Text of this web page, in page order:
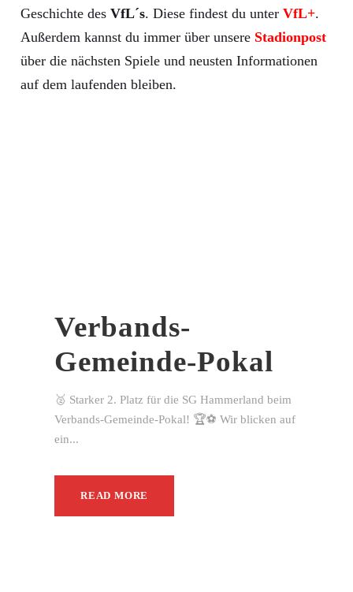
Geschichte des VfL´s. Diese findest du unter VfL+.
Außerdem kannst du immer über unsere Stadionpost
über die nächsten Spiele und neusten Informationen
auf dem laufenden bleiben.
Verbands-
Gemeinde-Pokal
🥈 Starker 2. Platz für die SG Hammerland beim
Verbands-Gemeinde-Pokal! 🏆⚽ Wir blicken auf
ein...
READ MORE